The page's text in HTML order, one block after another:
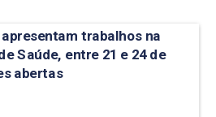
trabalhos na
Saúde, entre 21 e 24 de
abertas